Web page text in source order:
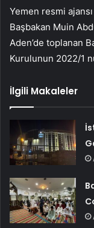
Yemen resmi
Başbakan Muin
Aden’de toplanan
Kurulunun 2022/1
İlgili Makaleler